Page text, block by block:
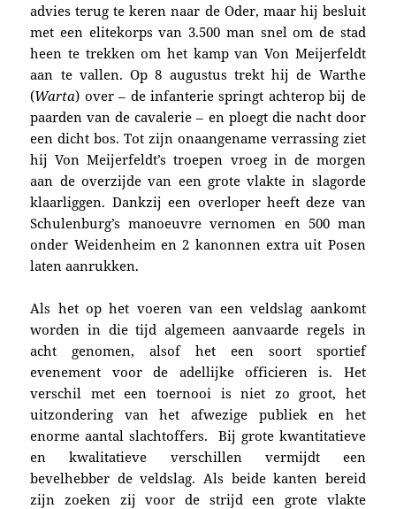
advies terug te keren naar de Oder, maar hij besluit
met een elitekorps van 3.500 man snel om de stad
heen te trekken om het kamp van Von Meijerfeldt
aan te vallen. Op 8 augustus trekt hij de Warthe
(Warta) over – de infanterie springt achterop bij de
paarden van de cavalerie – en ploegt die nacht door
een dicht bos. Tot zijn onaangename verrassing ziet
hij Von Meijerfeldt’s troepen vroeg in de morgen
aan de overzijde van een grote vlakte in slagorde
klaarliggen. Dankzij een overloper heeft deze van
Schulenburg’s manoeuvre vernomen en 500 man
onder Weidenheim en 2 kanonnen extra uit Posen
laten aanrukken.
Als het op het voeren van een veldslag aankomt
worden in die tijd algemeen aanvaarde regels in
acht genomen, alsof het een soort sportief
evenement voor de adellijke officieren is. Het
verschil met een toernooi is niet zo groot, het
uitzondering van het afwezige publiek en het
enorme aantal slachtoffers. Bij grote kwantitatieve
en kwalitatieve verschillen vermijdt een
bevelhebber de veldslag. Als beide kanten bereid
zijn zoeken zij voor de strijd een grote vlakte